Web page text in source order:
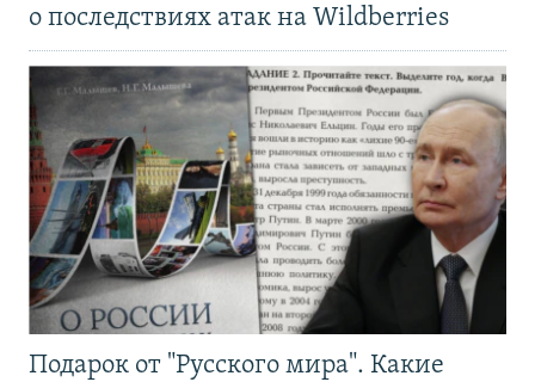
о последствиях атак на Wildberries
Подарок от "Русского мира". Какие